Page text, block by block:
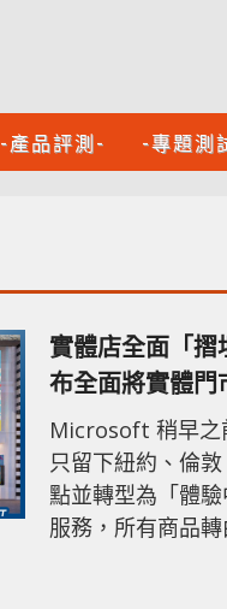
-產品評測- -專題測
實體店全面「
布全面將實體門
Microsoft 稍早之
只留下紐約、倫
點並轉型為「體
服務，所有商品
才會實行，但由